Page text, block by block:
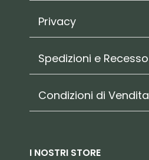
Privacy
Spedizioni e Recesso
Condizioni di Vendita
I NOSTRI STORE